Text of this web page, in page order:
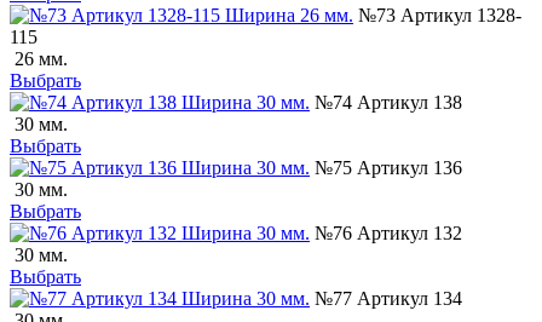
№73 Артикул 1328-
115
26 мм.
Выбрать
№74 Артикул 138
30 мм.
Выбрать
№75 Артикул 136
30 мм.
Выбрать
№76 Артикул 132
30 мм.
Выбрать
№77 Артикул 134